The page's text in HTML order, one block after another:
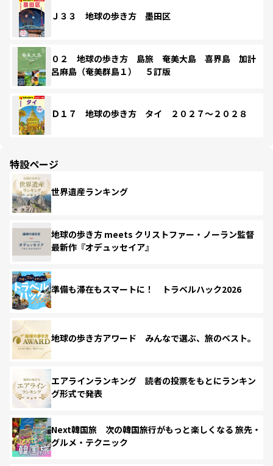
Ｊ３３ 地球の歩き方 墨田区
０２ 地球の歩き方 島旅 奄美大島 喜界島 加計
呂麻島（奄美群島１） ５訂版
Ｄ１７ 地球の歩き方 タイ ２０２７～２０２８
特設ページ
世界遺産ランキング
地球の歩き方 meets クリストファー・ノーラン監督
最新作『オデュッセイア』
準備も滞在もスマートに！ トラベルハック2026
地球の歩き方アワード みんなで選ぶ、旅のベスト。
エアラインランキング 読者の投票をもとにランキン
グ形式で発表
Next韓国旅 次の韓国旅行がもっと楽しくなる 旅先・
グルメ・テクニック